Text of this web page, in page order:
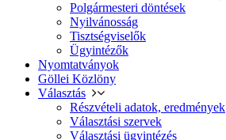
Polgármesteri döntések
Nyilvánosság
Tisztségviselők
Ügyintézők
Nyomtatványok
Göllei Közlöny
Választás
Részvételi adatok, eredmények
Választási szervek
Választási ügyintézés